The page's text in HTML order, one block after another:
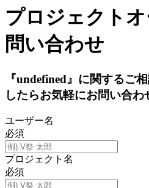
プロジェクト
問い合わせ
『undefined』に関するご
したらお気軽にお問い合わ
ユーザー名
必須
プロジェクト名
必須